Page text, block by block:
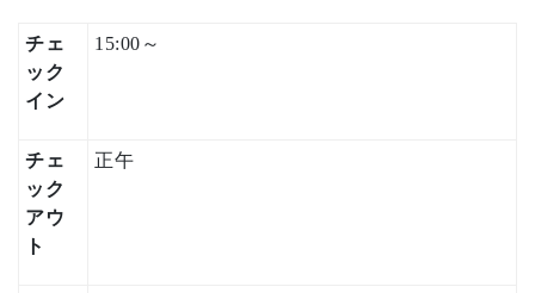
チェ
ック
イン
15:00～
チェ
ック
アウ
ト
正午